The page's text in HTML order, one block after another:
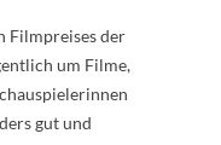
Filmpreises der
um Filme,
gut und